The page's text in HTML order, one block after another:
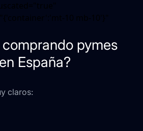
pymes
España?
claros: